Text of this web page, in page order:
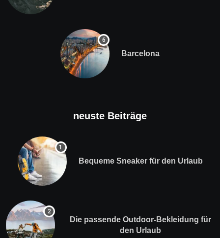
Barcelona
neuste Beiträge
Bequeme Sneaker für den Urlaub
Die passende Outdoor-Bekleidung für
den Urlaub